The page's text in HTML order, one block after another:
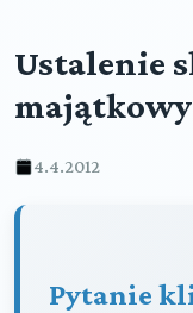
Ustalenie
4.4.2012
Pytanie